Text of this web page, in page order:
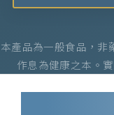
本產品為一般食品，非
作息為健康之本。